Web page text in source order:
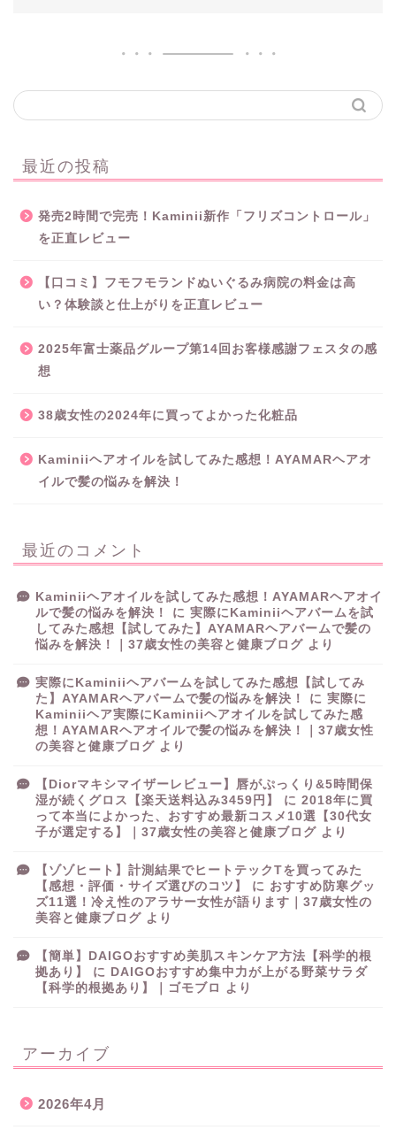
最近の投稿
発売2時間で完売！Kaminii新作「フリズコントロール」
を正直レビュー
【口コミ】フモフモランドぬいぐるみ病院の料金は高
い？体験談と仕上がりを正直レビュー
2025年富士薬品グループ第14回お客様感謝フェスタの感
想
38歳女性の2024年に買ってよかった化粧品
Kaminiiヘアオイルを試してみた感想！AYAMARヘアオ
イルで髪の悩みを解決！
最近のコメント
Kaminiiヘアオイルを試してみた感想！AYAMARヘアオイ
ルで髪の悩みを解決！
に 実際にKaminiiヘアバームを試
してみた感想【試してみた】AYAMARヘアバームで髪の
悩みを解決！｜37歳女性の美容と健康ブログ より
実際にKaminiiヘアバームを試してみた感想【試してみ
た】AYAMARヘアバームで髪の悩みを解決！
に 実際に
Kaminiiヘア実際にKaminiiヘアオイルを試してみた感
想！AYAMARヘアオイルで髪の悩みを解決！｜37歳女性
の美容と健康ブログ より
【Diorマキシマイザーレビュー】唇がぷっくり&5時間保
湿が続くグロス【楽天送料込み3459円】
に 2018年に買
って本当によかった、おすすめ最新コスメ10選【30代女
子が選定する】｜37歳女性の美容と健康ブログ より
【ゾゾヒート】計測結果でヒートテックTを買ってみた
【感想・評価・サイズ選びのコツ】
に おすすめ防寒グッ
ズ11選！冷え性のアラサー女性が語ります｜37歳女性の
美容と健康ブログ より
【簡単】DAIGOおすすめ美肌スキンケア方法【科学的根
拠あり】
に DAIGOおすすめ集中力が上がる野菜サラダ
【科学的根拠あり】｜ゴモブロ より
アーカイブ
2026年4月